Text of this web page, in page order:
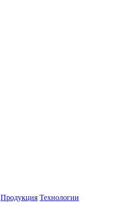
Продукция Технологии